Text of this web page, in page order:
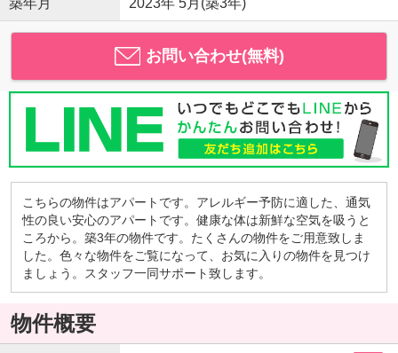
築年月 2023年 5月(築3年)
お問い合わせ(無料)
こちらの物件はアパートです。アレルギー予防に適した、通気
性の良い安心のアパートです。健康な体は新鮮な空気を吸うと
ころから。築3年の物件です。たくさんの物件をご用意致しま
した。色々な物件をご覧になって、お気に入りの物件を見つけ
ましょう。スタッフ一同サポート致します。
物件概要